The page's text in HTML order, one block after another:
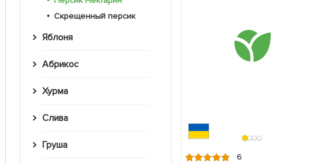
Скрещенный персик
Яблоня
Абрикос
Хурма
Слива
Груша
6